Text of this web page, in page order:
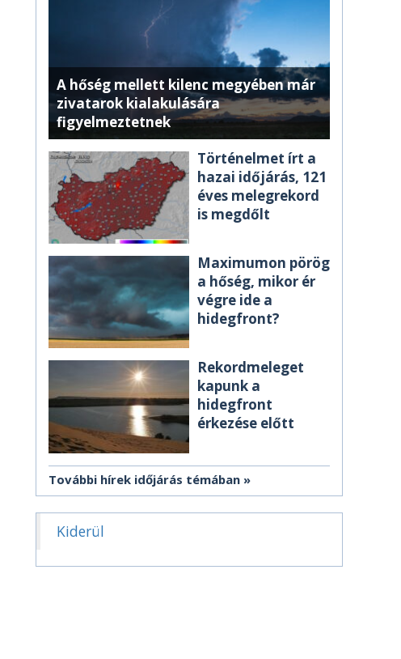
A hőség mellett kilenc megyében már
zivatarok kialakulására
figyelmeztetnek
Történelmet írt a
hazai időjárás, 121
éves melegrekord
is megdőlt
Maximumon pörög
a hőség, mikor ér
végre ide a
hidegfront?
Rekordmeleget
kapunk a
hidegfront
érkezése előtt
További hírek időjárás témában
Kiderül